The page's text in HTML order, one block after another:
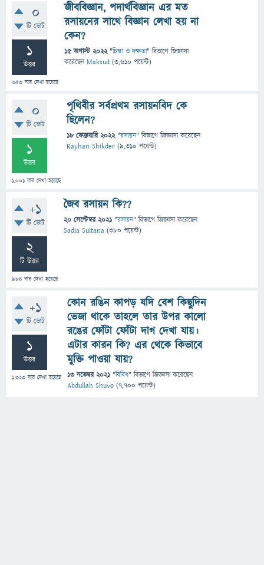
0
টি ভোট
1
উত্তর
653 বার দেখা হয়েছে
জীববিজ্ঞান, পদার্থবিজ্ঞান এর মত
রসায়নের সাথে বিজ্ঞান লেখা হয় না
কেন?
15 অগাস্ট 2022 "চিন্তা ও দক্ষতা" বিভাগে জিজ্ঞাসা
করেছেনMaksud (3,610 পয়েন্ট)
0
টি ভোট
1
উত্তর
1,001 বার দেখা হয়েছে
পৃথিবীর সর্বপ্রথম রসায়নবিদ কে
ছিলেন?
18 ফেব্রুয়ারি 2022 "রসায়ন" বিভাগে জিজ্ঞাসাকরেছেন
Rayhan Shikder (9,310 পয়েন্ট)
+1
টি ভোট
2
টি উত্তর
984 বার দেখা হয়েছে
জৈব রসায়ন কি??
20 সেপ্টেম্বর 2021 "রসায়ন" বিভাগে জিজ্ঞাসাকরেছেন
Sadia Sultana (380 পয়েন্ট)
+1
টি ভোট
1
উত্তর
1,323 বার দেখা হয়েছে
কোন রঙিন কাপড় যদি বেশ কিছুদিন
ভেজা থাকে তাহলে তার উপর কালো
রঙের ফোঁটা ফোঁটা দাগ দেখা যায়।
এটার কারন কি? এর থেকে কিভাবে
মুক্তি পাওয়া যায়?
13 নভেম্বর 2021 "বিবিধ" বিভাগে জিজ্ঞাসাকরেছেন
Abdullah Shuvo (7,700 পয়েন্ট)